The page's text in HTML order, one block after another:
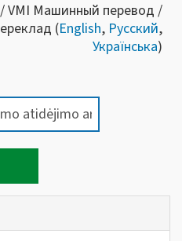
VMI Машинный перевод /
(English, Русский,
Українська)